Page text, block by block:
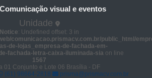
visual e eventos
Unidade
Notice: Undefined offset: 3 in
comunicacao.prismacv.com.br/public_html/
de-lojas_empresa-de-fachada-em-
fachada-letra-caixa-iluminada-sia on line
1567
01 Conjunto e Lote 06 Brasília - DF
(61) 98664-2818 prisma@prismacv.com.br